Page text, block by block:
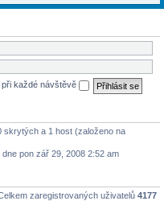
při každé návštěvě
skrytých a 1 host (založeno na
dne pon zář 29, 2008 2:52 am
zaregistrovaných uživatelů 4177